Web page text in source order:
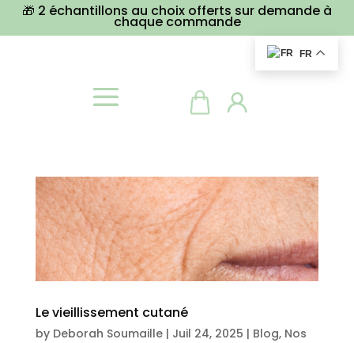
🎁 2 échantillons au choix offerts sur demande à
chaque commande
Le vieillissement cutané
by Deborah Soumaille| Juil 24, 2025 | Blog, Nos
FR